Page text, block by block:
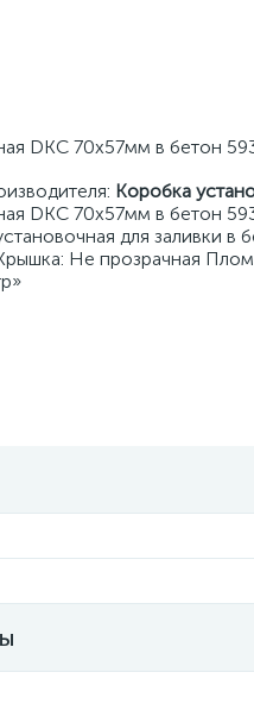
DKC 70х57мм в бетон
Коробка
DKC 70х57мм в бетон
для заливки
Не прозрачная